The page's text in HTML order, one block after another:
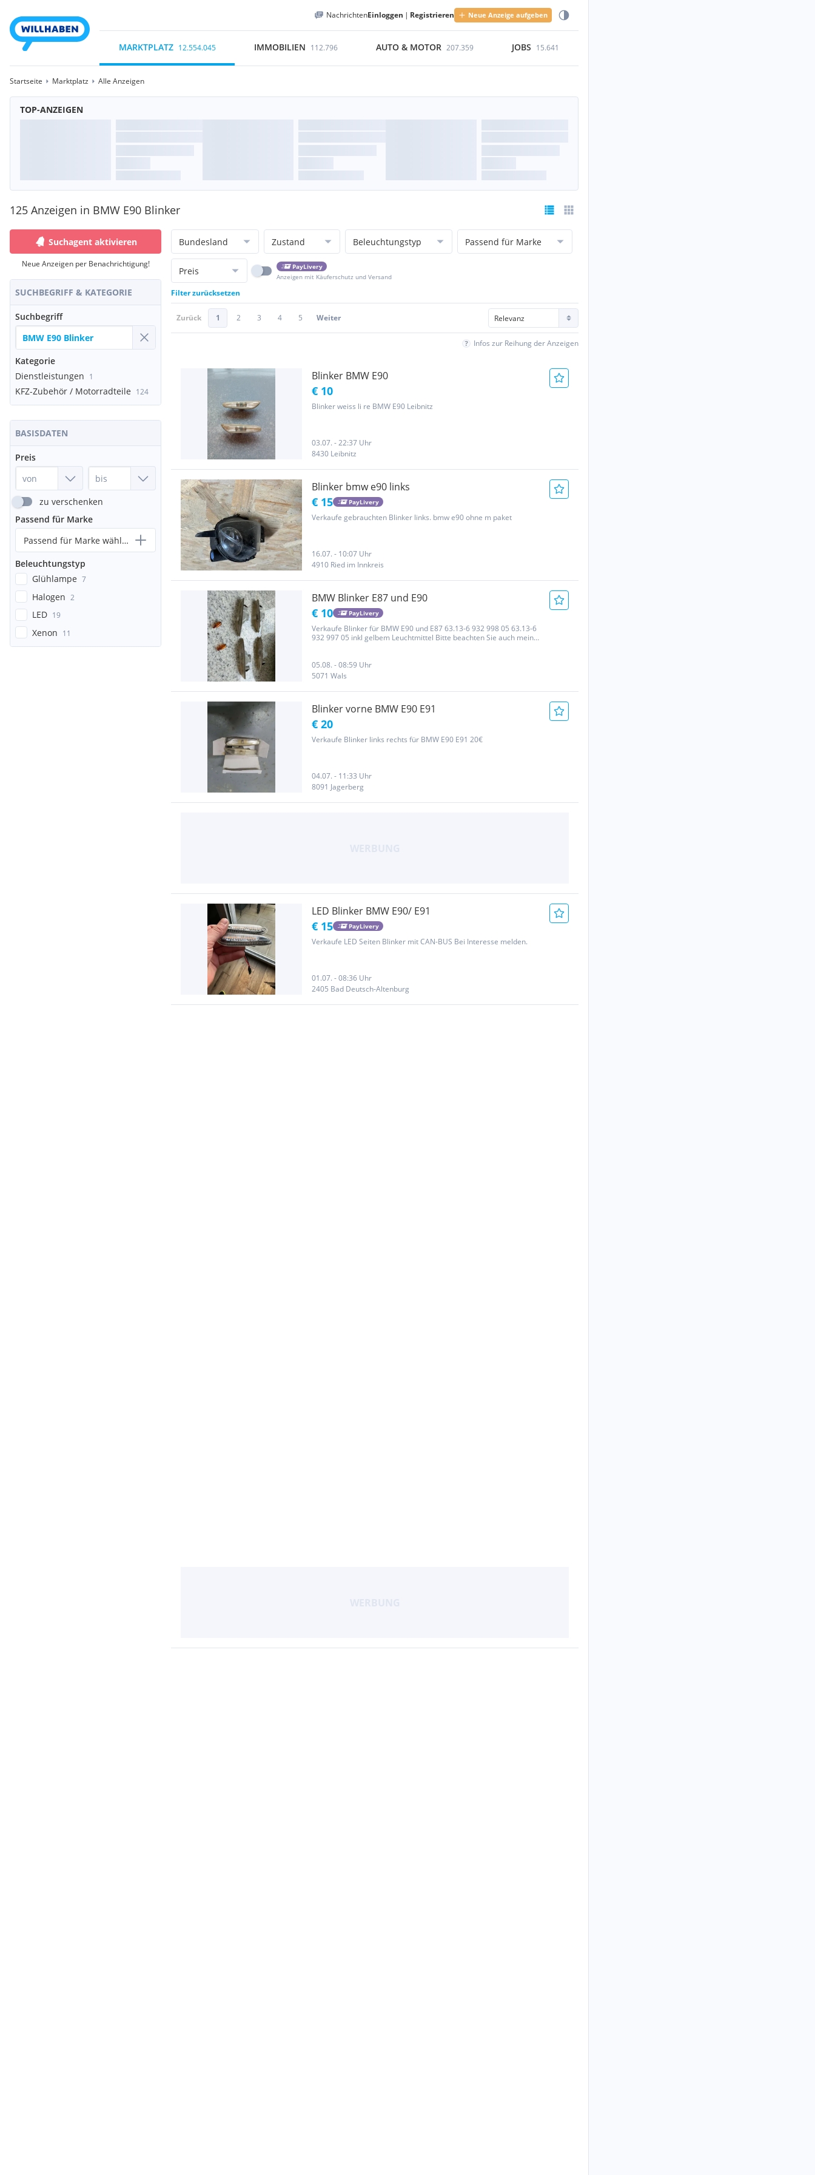
NachrichtenEinloggen | Registrieren Neue Anzeige aufgeben
MARKTPLATZ 12.554.045 IMMOBILIEN 112.796 AUTO & MOTOR 207.359 JOBS 15.641
Startseite Marktplatz Alle Anzeigen
TOP-ANZEIGEN
125 Anzeigen in BMW E90 Blinker
Suchagent aktivieren
Neue Anzeigen per Benachrichtigung!
SUCHBEGRIFF & KATEGORIE
Suchbegriff
Kategorie
Dienstleistungen 1
KFZ-Zubehör / Motorradteile 124
BASISDATEN
Preis
zu verschenken
Passend für Marke
Passend für Marke wählen...
Beleuchtungstyp
Glühlampe 7
Halogen 2
LED 19
Xenon 11
Bundesland Zustand Beleuchtungstyp Passend für Marke
Preis
PayLivery
Anzeigen mit Käuferschutz und Versand
Filter zurücksetzen
Zurück 1 2 3 4 5 Weiter
Infos zur Reihung der Anzeigen
Blinker BMW E90
€ 10
Blinker weiss li re BMW E90 Leibnitz
03.07. - 22:37 Uhr
8430 Leibnitz
Blinker bmw e90 links
€ 15 PayLivery
Verkaufe gebrauchten Blinker links. bmw e90 ohne m paket
16.07. - 10:07 Uhr
4910 Ried im Innkreis
BMW Blinker E87 und E90
€ 10 PayLivery
Verkaufe Blinker für BMW E90 und E87 63.13-6 932 998 05 63.13-6
932 997 05 inkl gelbem Leuchtmittel Bitte beachten Sie auch meine
05.08. - 08:59 Uhr
5071 Wals
Blinker vorne BMW E90 E91
€ 20
Verkaufe Blinker links rechts für BMW E90 E91 20€
04.07. - 11:33 Uhr
8091 Jagerberg
LED Blinker BMW E90/ E91
€ 15 PayLivery
Verkaufe LED Seiten Blinker mit CAN-BUS Bei Interesse melden.
01.07. - 08:36 Uhr
2405 Bad Deutsch-Altenburg